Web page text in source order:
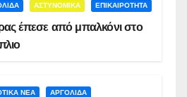
ΑΣΤΥΝΟΜΙΚΑ ΕΠΙΚΑΙΡΟΤΗΤΑ
έπεσε από μπαλκόνι στο
ΝΕΑ ΑΡΓΟΛΙΔΑ